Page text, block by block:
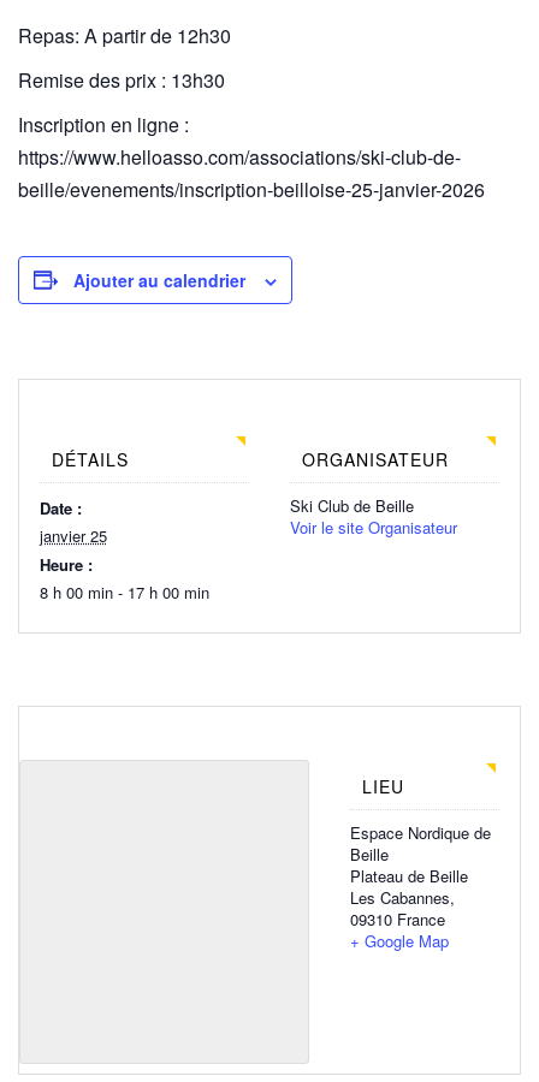
Repas: A partir de 12h30
Remise des prix : 13h30
Inscription en ligne :
https://www.helloasso.com/associations/ski-club-de-
beille/evenements/inscription-beilloise-25-janvier-2026
Ajouter au calendrier
DÉTAILS
Date :
janvier 25
Heure :
8 h 00 min - 17 h 00 min
ORGANISATEUR
Ski Club de Beille
Voir le site Organisateur
LIEU
Espace Nordique de
Beille
Plateau de Beille
Les Cabannes,
09310 France
+ Google Map